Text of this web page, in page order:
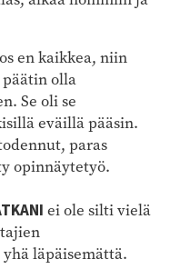
en kaikkea, niin
olla
Se oli se
eväillä pääsin.
paras
opinnäytetyö.
ei ole silti vielä
läpäisemättä.